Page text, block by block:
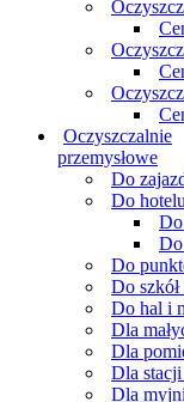
Oczyszczalnie
przemysłowe
Do
Do hotelu
Do
Do
Do hal i
Dla
Dla
Dla
Dla